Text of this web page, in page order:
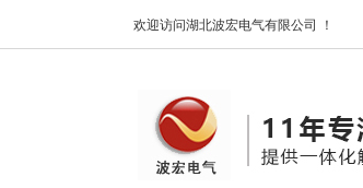
欢迎访问湖北波宏电气有限公司 ！